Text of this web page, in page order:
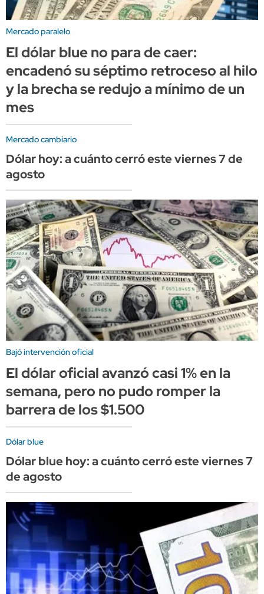
Mercado paralelo
El dólar blue no para de caer:
encadenó su séptimo retroceso al hilo
y la brecha se redujo a mínimo de un
mes
Mercado cambiario
Dólar hoy: a cuánto cerró este viernes 7 de
agosto
Bajó intervención oficial
El dólar oficial avanzó casi 1% en la
semana, pero no pudo romper la
barrera de los $1.500
Dólar blue
Dólar blue hoy: a cuánto cerró este viernes 7
de agosto